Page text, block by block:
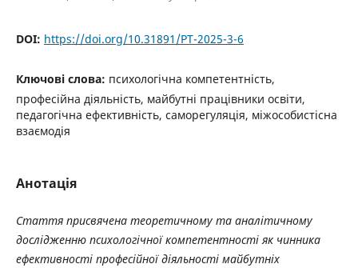
DOI: https://doi.org/10.31891/PT-2025-3-6
Ключові слова: психологічна компетентність,
професійна діяльність, майбутні працівники освіти,
педагогічна ефективність, саморегуляція, міжособистісна
взаємодія
Анотація
Стаття присвячена теоретичному та аналітичному
дослідженню психологічної компетентності як чинника
ефективності професійної діяльності майбутніх